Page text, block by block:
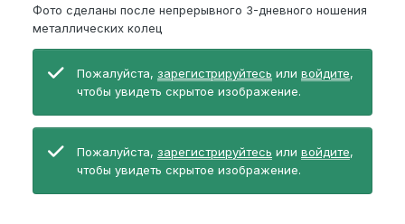
Фото сделаны после непрерывного 3-дневного ношения
металлических колец
Пожалуйста, зарегистрируйтесь или войдите,
чтобы увидеть скрытое изображение.
Пожалуйста, зарегистрируйтесь или войдите,
чтобы увидеть скрытое изображение.